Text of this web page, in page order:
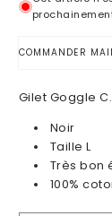
COMMANDER
Gilet Goggle
Noir
Taille L
Très bon
100%